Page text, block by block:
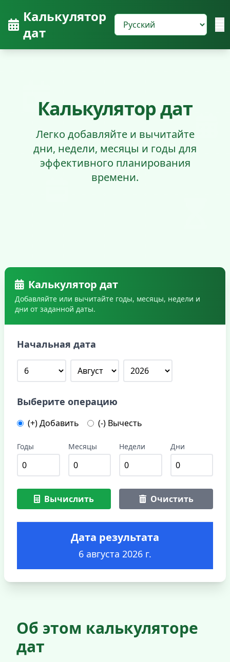
Калькулятор
дат
Калькулятор дат
Легко добавляйте и вычитайте
дни, недели, месяцы и годы для
эффективного планирования
времени.
Калькулятор дат
Добавляйте или вычитайте годы, месяцы, недели и
дни от заданной даты.
Начальная дата
Выберите операцию
(+) Добавить (-) Вычесть
Годы Месяцы Недели Дни
Вычислить Очистить
Дата результата
6 августа 2026 г.
Об этом калькуляторе
дат